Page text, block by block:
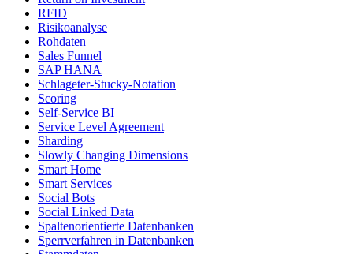
RFID
Risikoanalyse
Rohdaten
Sales Funnel
SAP HANA
Schlageter-Stucky-Notation
Scoring
Self-Service BI
Service Level Agreement
Sharding
Slowly Changing Dimensions
Smart Home
Smart Services
Social Bots
Social Linked Data
Spaltenorientierte Datenbanken
Sperrverfahren in Datenbanken